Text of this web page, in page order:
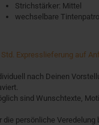
Strichstärker: Mittel
wechselbare
Expresslieferung auf
nach Deinen
sind Wunschtexte,
die persönliche Veredelung